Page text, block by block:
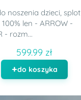
noszenia dzieci, splot
len - ARROW -
- rozm...
599.99 zł
do koszyka